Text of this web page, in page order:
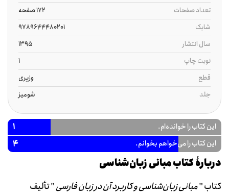
تعداد صفحات
172 صفحه
شابک
9789644480201
سال انتشار
1395
نوبت چاپ
1
قطع
وزیری
جلد
شومیز
این کتاب را خوانده‌ام. 1
این کتاب را می‌خواهم بخوانم. 4
دربارۀ کتاب مبانی زبان‌شناسی
کتاب "مبانی زبان‌شناسی و کاربرد آن در زبان فارسی" تألیف